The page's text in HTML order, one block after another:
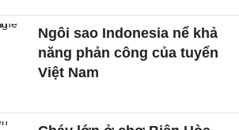
Ngôi sao Indonesia nể khả
năng phản công của tuyển
Việt Nam